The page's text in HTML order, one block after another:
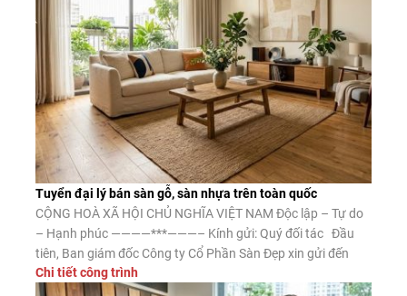
Tuyển đại lý bán sàn gỗ, sàn nhựa trên toàn quốc
CỘNG HOÀ XÃ HỘI CHỦ NGHĨA VIỆT NAM Độc lập – Tự do
– Hạnh phúc ————***———– Kính gửi: Quý đối tác Đầu
tiên, Ban giám đốc Công ty Cổ Phần Sàn Đẹp xin gửi đến
Quý đối tác lời chào trân trọng, lời chúc may mắn và thành
Chi tiết công trình